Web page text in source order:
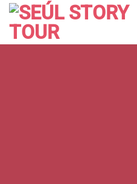
Skip
content